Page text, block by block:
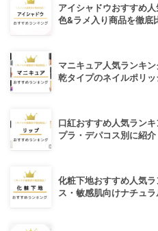
アイシャドウおすすめ
色&ラメ入り商品を徹底
マニキュア人気ランキ
乾タイプのネイルポリッ
口紅おすすめ人気ラン
プラ・デパコス別に紹介
化粧下地おすすめ人気
ス・敏感肌向けナチュラ